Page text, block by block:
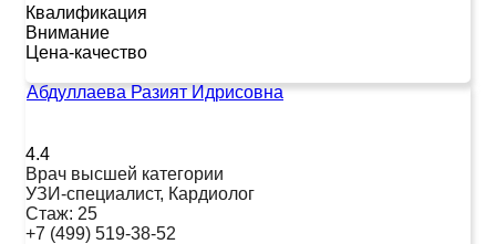
Квалификация
Внимание
Цена-качество
Абдуллаева Разият Идрисовна
4.4
Врач высшей категории
УЗИ-специалист, Кардиолог
Стаж: 25
+7 (499) 519-38-52